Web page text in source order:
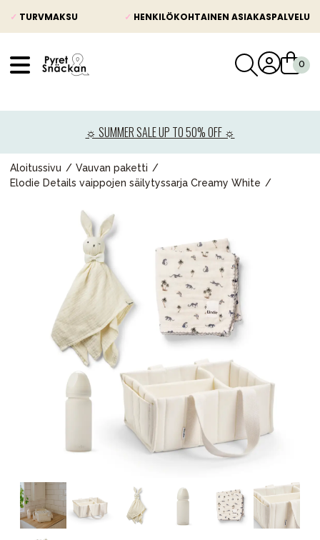
✓ TURVMAKSU ✓ HENKILÖKOHTAINEN ASIAKASPALVELU
☼ SUMMER SALE UP TO 50% OFF ☼
Aloitussivu
Vauvan paketti
Elodie Details vaippojen säilytyssarja Creamy White
Lastenvaunut
Lasten turvaistuimet
Lapsi & vauva
Lelut ja pelit
Äiti & Isä
Huonekalut & vuodevaatteet
Tarvikkeet
Varaosat
Kampanjat
Lahjavinkkejä
Suosikit
Tavaramerkit
Aurinko ja uinti Outlet
Opas